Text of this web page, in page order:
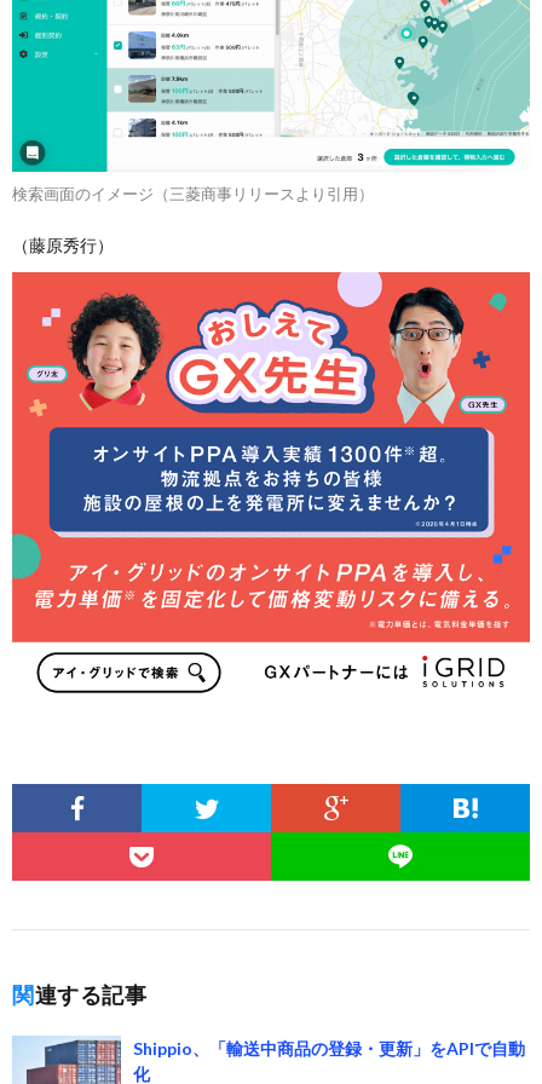
検索画面のイメージ（三菱商事リリースより引用）
（藤原秀行）
関連する記事
Shippio、「輸送中商品の登録・更新」をAPIで自動
化